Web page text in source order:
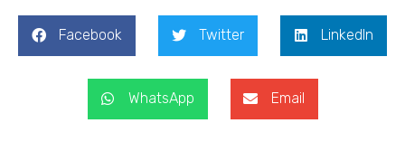
Facebook Twitter LinkedIn
WhatsApp Email